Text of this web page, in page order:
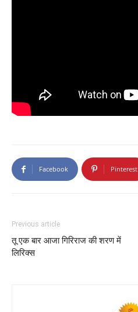
Facebook Pinterest
Previous article
तू एक बार आजा गिरिराज की शरण में
लिरिक्स